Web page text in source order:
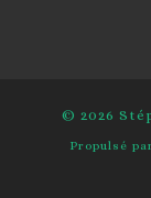
© 2026
Propulsé